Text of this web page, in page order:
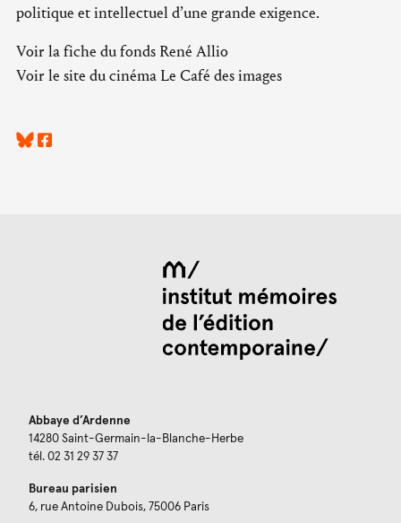
politique et intellectuel d’une grande exigence.
Voir la fiche du fonds René Allio
Voir le site du cinéma Le Café des images
Abbaye d’Ardenne
14280 Saint-Germain-la-Blanche-Herbe
tél. 02 31 29 37 37
Bureau parisien
6, rue Antoine Dubois, 75006 Paris